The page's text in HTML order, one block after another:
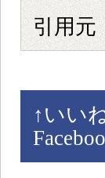
引用元
↑ いい